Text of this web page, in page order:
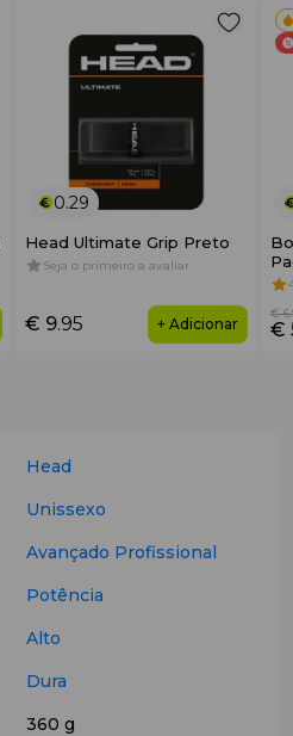
0.29
Head Ultimate Grip Preto
Seja o primeiro a avaliar
€ 9.95 + Adicionar €
€ 6
Head
Unissexo
Avançado Profissional
Potência
Alto
Dura
360 g